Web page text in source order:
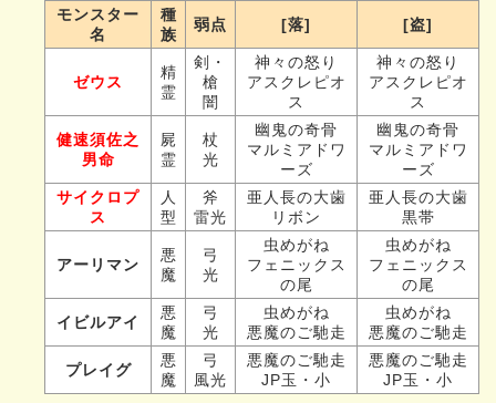
モンスター
名
種
族
弱点 [落] [盗]
ゼウス
精
霊
剣・
槍
闇
神々の怒り
アスクレピオ
ス
神々の怒り
アスクレピオ
ス
健速須佐之
男命
屍
霊
杖
光
幽鬼の奇骨
マルミアドワ
ーズ
幽鬼の奇骨
マルミアドワ
ーズ
サイクロプ
ス
人
型
斧
雷光
亜人長の大歯
リボン
亜人長の大歯
黒帯
アーリマン
悪
魔
弓
光
虫めがね
フェニックス
の尾
虫めがね
フェニックス
の尾
イビルアイ
悪
魔
弓
光
虫めがね
悪魔のご馳走
虫めがね
悪魔のご馳走
プレイグ
悪
魔
弓
風光
悪魔のご馳走
JP玉・小
悪魔のご馳走
JP玉・小